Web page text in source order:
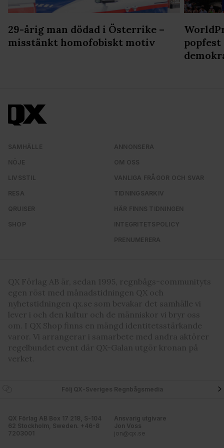
29-årig man dödad i Österrike –
misstänkt homofobiskt motiv
SAMHÄLLE
NÖJE
LIVSSTIL
RESA
QRUISER
SHOP
ANNONSERA
OM OSS
VANLIGA FRÅGOR OCH SVAR
TIDNINGSARKIV
HÄR FINNS TIDNINGEN
INTEGRITETSPOLICY
PRENUMERERA
QX Förlag AB är, sedan 1995, regnbågs-communityts
egen röst med månadstidningen QX och
nyhetstidningen qx.se som bevakar det samhälle vi
lever i och den kultur och de människor vi bryr oss
om. I QX Shop finns en mängd identitetsstärkande
varor. Vi arrangerar i samarbete med andra aktörer
regelbundet event där QX-Galan utgör kronan på
verket.
Följ QX-Sveriges Regnbågsmedia
QX Förlag AB Box 17 218, S-104
62 Stockholm, Sweden. +46-8
7203001
Ansvarig utgivare
Jon Voss
jon@qx.se